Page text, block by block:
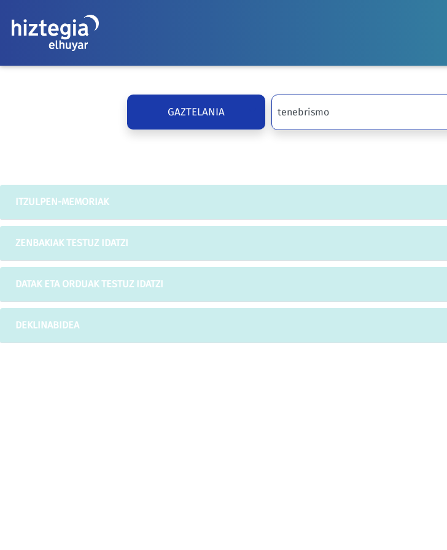
GAZTELANIA
ITZULPEN-MEMORIAK
ZENBAKIAK TESTUZ IDATZI
DATAK ETA ORDUAK TESTUZ IDATZI
DEKLINABIDEA